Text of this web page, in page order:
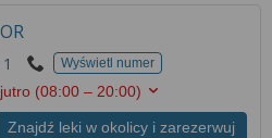
Wyświetl numer
(08:00 – 20:00)
Znajdź leki w okolicy i zarezerwuj